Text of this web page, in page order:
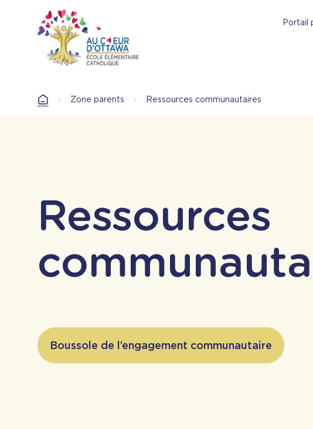
contenu
Portail
AccueilZone parents Ressources communautaires
Ressources
Boussole de l’engagement communautaire